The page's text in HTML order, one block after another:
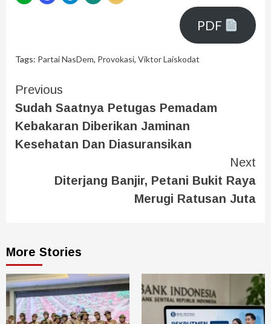
PDF
Tags: Partai NasDem, Provokasi, Viktor Laiskodat
Previous
Sudah Saatnya Petugas Pemadam
Kebakaran Diberikan Jaminan
Kesehatan Dan Diasuransikan
Next
Diterjang Banjir, Petani Bukit Raya
Merugi Ratusan Juta
More Stories